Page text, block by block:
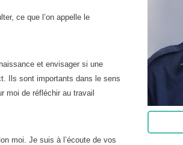
ce que l’on appelle le
et envisager si une
Ils sont importants dans le sens
moi de réfléchir au travail
moi. Je suis à l’écoute de vos